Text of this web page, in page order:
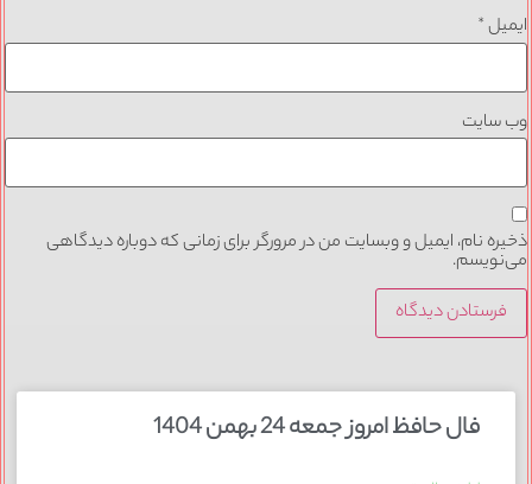
ایمیل*
وب‌ سایت
ذخیره نام، ایمیل و وبسایت من در مرورگر برای زمانی که دوباره دیدگاهی
می‌نویسم.
فال حافظ امروز جمعه 24 بهمن 1404